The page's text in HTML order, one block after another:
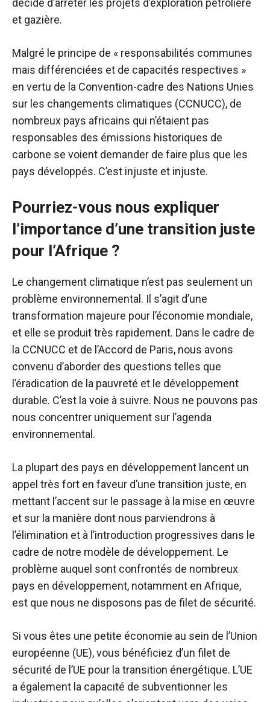
décidé d’arrêter les projets d’exploration pétrolière
et gazière.
Malgré le principe de « responsabilités communes
mais différenciées et de capacités respectives »
en vertu de la Convention-cadre des Nations Unies
sur les changements climatiques (CCNUCC), de
nombreux pays africains qui n’étaient pas
responsables des émissions historiques de
carbone se voient demander de faire plus que les
pays développés. C’est injuste et injuste.
Pourriez-vous nous expliquer
l’importance d’une transition juste
pour l’Afrique ?
Le changement climatique n’est pas seulement un
problème environnemental. Il s’agit d’une
transformation majeure pour l’économie mondiale,
et elle se produit très rapidement. Dans le cadre de
la CCNUCC et de l’Accord de Paris, nous avons
convenu d’aborder des questions telles que
l’éradication de la pauvreté et le développement
durable. C’est la voie à suivre. Nous ne pouvons pas
nous concentrer uniquement sur l’agenda
environnemental.
La plupart des pays en développement lancent un
appel très fort en faveur d’une transition juste, en
mettant l’accent sur le passage à la mise en œuvre
et sur la manière dont nous parviendrons à
l’élimination et à l’introduction progressives dans le
cadre de notre modèle de développement. Le
problème auquel sont confrontés de nombreux
pays en développement, notamment en Afrique,
est que nous ne disposons pas de filet de sécurité.
Si vous êtes une petite économie au sein de l’Union
européenne (UE), vous bénéficiez d’un filet de
sécurité de l’UE pour la transition énergétique. L’UE
a également la capacité de subventionner les